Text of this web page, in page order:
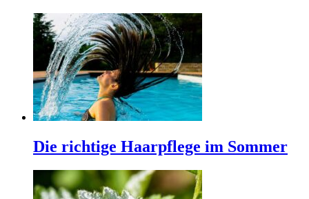
Die richtige Haarpflege im Sommer